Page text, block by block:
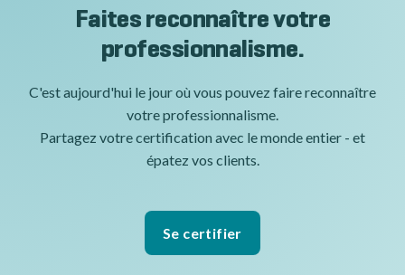
Faites reconnaître votre
professionnalisme.
C'est aujourd'hui le jour où vous pouvez faire reconnaître
votre professionnalisme.
Partagez votre certification avec le monde entier - et
épatez vos clients.
Se certifier